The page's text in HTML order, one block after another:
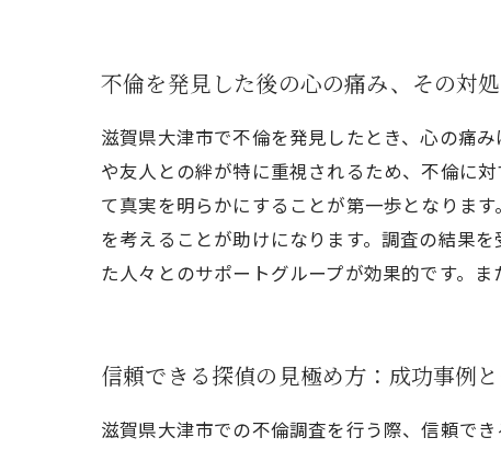
不倫を発見した後の心の痛み、その対
滋賀県大津市で不倫を発見したとき、心の痛
や友人との絆が特に重視されるため、不倫に
て真実を明らかにすることが第一歩となりま
を考えることが助けになります。調査の結果
た人々とのサポートグループが効果的です。
信頼できる探偵の見極め方：成功事例
滋賀県大津市での不倫調査を行う際、信頼で